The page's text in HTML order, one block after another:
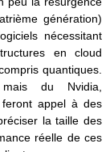
génération)
nécessitant
en cloud
quantiques.
du Nvidia,
appel à des
la taille des
réelle de ces